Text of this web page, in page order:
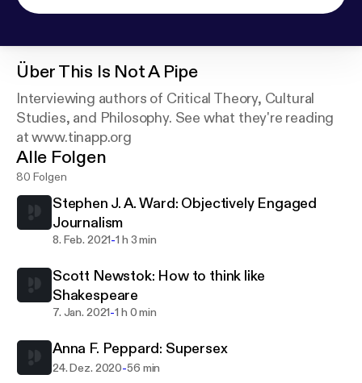
ÜberThis Is Not A Pipe
Interviewing authors of Critical Theory, Cultural
Studies, and Philosophy. See what they're reading
at www.tinapp.org
Alle Folgen
80 Folgen
Stephen J. A. Ward: Objectively Engaged
Journalism
8. Feb. 2021-1 h 3 min
Scott Newstok: How to think like
Shakespeare
7. Jan. 2021-1 h 0 min
Anna F. Peppard: Supersex
24. Dez. 2020-56 min